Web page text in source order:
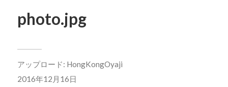
photo.jpg
アップロード: HongKongOyaji
2016年12月16日